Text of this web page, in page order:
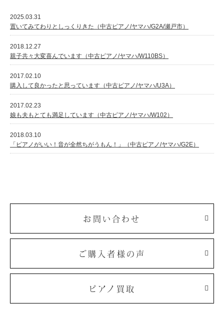
2025.03.31
置いてみてわりとしっくりきた（中古ピアノ/ヤマハ/G2A/瀬戸市）
2018.12.27
親子共々大変喜んでいます（中古ピアノ/ヤマハ/W110BS）
2017.02.10
購入して良かったと思っています（中古ピアノ/ヤマハ/U3A）
2017.02.23
娘も夫もとても満足しています（中古ピアノ/ヤマハ/W102）
2018.03.10
「ピアノがいい！音が全然ちがうもん！」（中古ピアノ/ヤマハ/G2E）
お問い合わせ
ご購入者様の声
ピアノ買取